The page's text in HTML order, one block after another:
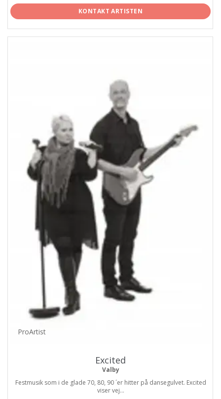
KONTAKT ARTISTEN
ProArtist
Excited
Valby
Festmusik som i de glade 70, 80, 90 ´er hitter på dansegulvet. Excited
viser vej...